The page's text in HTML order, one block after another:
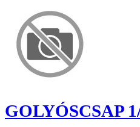
GOLYÓSCSAP